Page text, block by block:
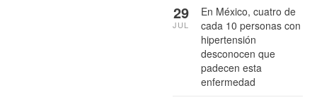
En México, cuatro de
cada 10 personas con
hipertensión
desconocen que
padecen esta
enfermedad
29
JUL